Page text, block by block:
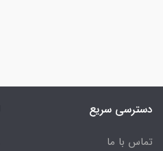
دسترسی سریع
تماس با ما